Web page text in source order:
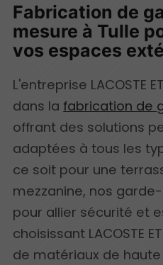
Fabrication de
mesure à Tulle
vos espaces
L'entreprise LACOSTE
dans la fabrication de
offrant des solutions
adaptées à tous les
ce soit pour une
mezzanine, nos
pour allier sécurité et
choisissant LACOSTE
de matériaux de